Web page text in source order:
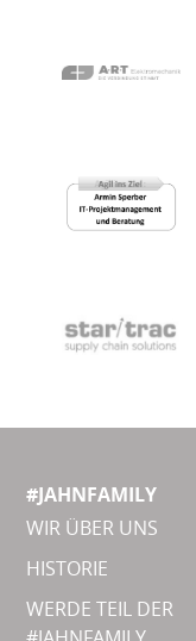
#JAHNFAMILY
WIR ÜBER UNS
HISTORIE
WERDE TEIL DER